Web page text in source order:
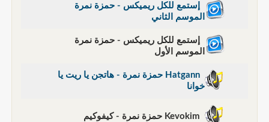
إستمع للكل ريميكس - حمزة نمرة
الموسم الثاني
إستمع للكل ريميكس - حمزة نمرة
الموسم الأول
Hatgann حمزة نمرة - هاتجن يا ريت يا
خوانا